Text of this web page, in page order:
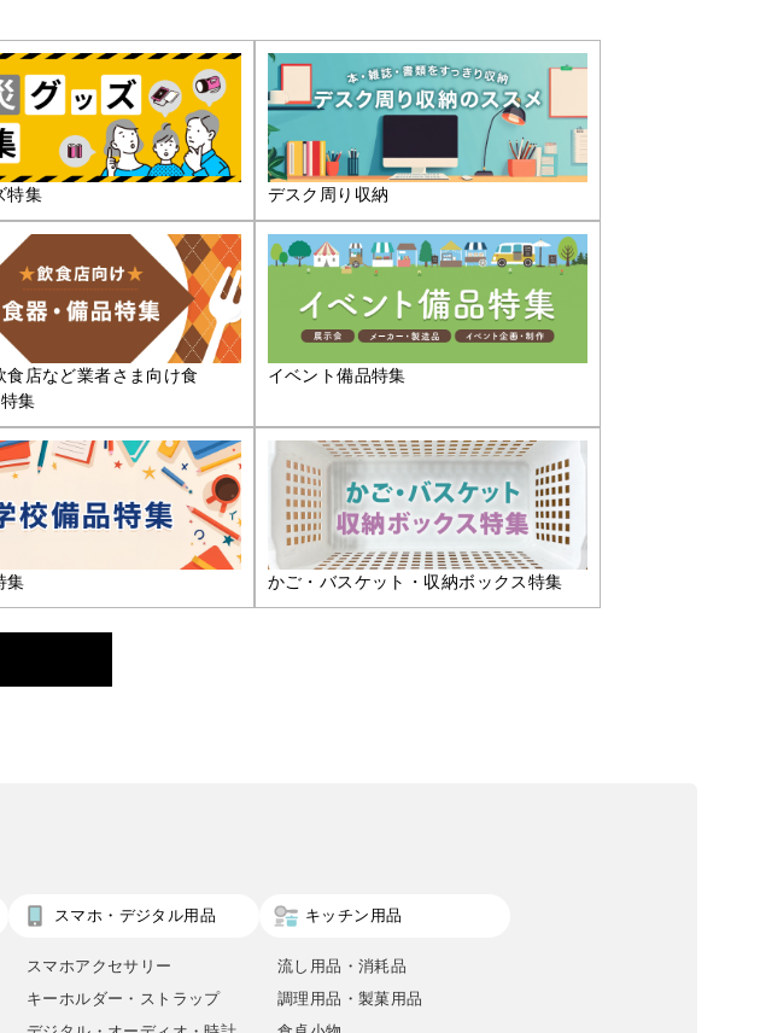
特集 デスク周り収納
食店など業者さま向け食
集
イベント備品特集
集 かご・バスケット・収納ボックス特集
スマホ・デジタル用品
スマホアクセサリー
キーホルダー・ストラップ
キッチン用品
流し用品・消耗品
調理用品・製菓用品